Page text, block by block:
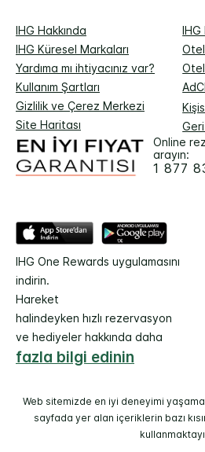
IHG Hakkında
IHG
IHG Küresel Markaları
Yardıma mı ihtiyacınız var?
Kullanım Şartları
Gizlilik ve Çerez Merkezi
Site Haritası
Online
arayın:
1 877
IHG One Rewards uygulamasını
indirin.
Hareket
halindeyken hızlı rezervasyon
ve hediyeler hakkında daha
fazla bilgi edinin
Web sitemizde en iyi deneyimi
sayfada yer alan içeriklerin bazı